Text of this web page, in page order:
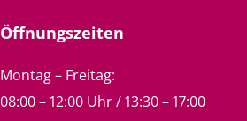
Öffnungszeiten
Montag – Freitag:
08:00 – 12:00 Uhr / 13:30 – 17:00